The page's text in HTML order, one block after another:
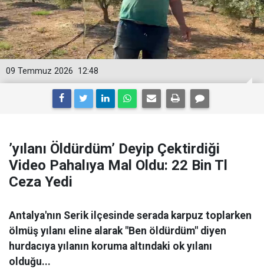
12:48
09 Temmuz 2026
’yılanı Öldürdüm’ Deyip Çektirdiği
Video Pahalıya Mal Oldu: 22 Bin Tl
Ceza Yedi
Antalya'nın Serik ilçesinde serada karpuz toplarken
ölmüş yılanı eline alarak "Ben öldürdüm" diyen
hurdacıya yılanın koruma altındaki ok yılanı
olduğu...